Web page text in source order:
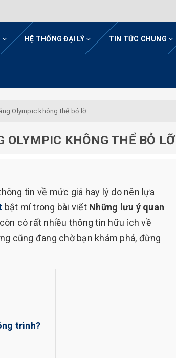
HỆ THỐNG ĐẠI LÝ TIN TỨC CHUNG
Olympic không thể bỏ lỡ
KHÔNG THỂ BỎ LỠ
tin về mức giá hay lý do nên lựa
bật mí trong bài viết Những lưu ý quan
có rất nhiều thông tin hữu ích về
cũng đang chờ bạn khám phá, đừng
trình?